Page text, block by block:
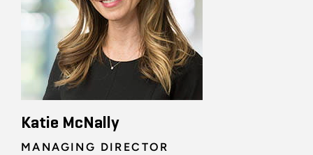
Katie McNally
MANAGING DIRECTOR